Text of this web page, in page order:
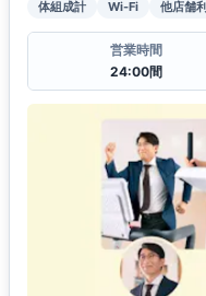
体組成計 Wi-Fi 他店舗
営業時間
24:00間